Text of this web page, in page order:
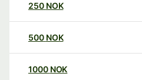
250 NOK
500 NOK
1000 NOK